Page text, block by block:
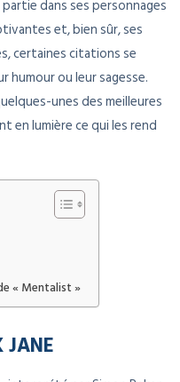
dans ses personnages
et, bien sûr, ses
certaines citations se
humour ou leur sagesse.
unes des meilleures
en lumière ce qui les rend
« Mentalist »
JANE